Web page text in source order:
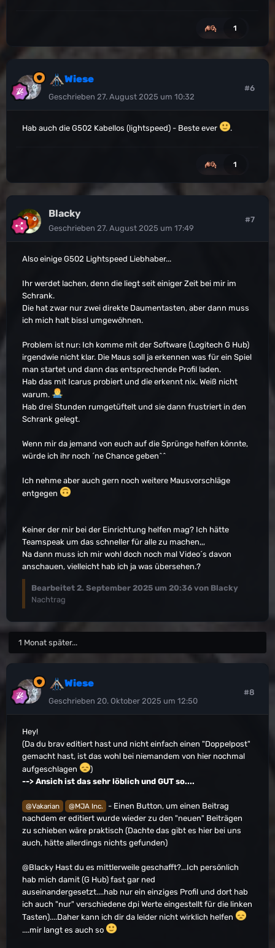
1
Wiese
Geschrieben 27. August 2025 um 10:32
#6
Hab auch die G502 Kabellos (lightspeed) - Beste ever .
1
Blacky
Geschrieben 27. August 2025 um 17:49
#7
Also einige G502 Lightspeed Liebhaber...
Ihr werdet lachen, denn die liegt seit einiger Zeit bei mir im
Schrank.
Die hat zwar nur zwei direkte Daumentasten, aber dann muss
ich mich halt bissl umgewöhnen.
Problem ist nur: Ich komme mit der Software (Logitech G Hub)
irgendwie nicht klar. Die Maus soll ja erkennen was für ein Spiel
man startet und dann das entsprechende Profil laden.
Hab das mit Icarus probiert und die erkennt nix. Weiß nicht
warum.
Hab drei Stunden rumgetüftelt und sie dann frustriert in den
Schrank gelegt.
Wenn mir da jemand von euch auf die Sprünge helfen könnte,
würde ich ihr noch ´ne Chance geben^^
Ich nehme aber auch gern noch weitere Mausvorschläge
entgegen
Keiner der mir bei der Einrichtung helfen mag? Ich hätte
Teamspeak um das schneller für alle zu machen,,,
Na dann muss ich mir wohl doch noch mal Video´s davon
anschauen, vielleicht hab ich ja was übersehen.?
Bearbeitet 2. September 2025 um 20:36 von Blacky
Nachtrag
1 Monat später...
Wiese
Geschrieben 20. Oktober 2025 um 12:50
#8
Hey!
(Da du brav editiert hast und nicht einfach einen "Doppelpost"
gemacht hast, ist das wohl bei niemandem von hier nochmal
aufgeschlagen
)
--> Ansich ist das sehr löblich und GUT so....
@Vakarian @MJA Inc.
- Einen Button, um einen Beitrag
nachdem er editiert wurde wieder zu den "neuen" Beiträgen
zu schieben wäre praktisch (Dachte das gibt es hier bei uns
auch, hätte allerdings nichts gefunden)
@Blacky Hast du es mittlerweile geschafft?...Ich persönlich
hab mich damit (G Hub) fast gar ned
auseinandergesetzt....hab nur ein einziges Profil und dort hab
ich auch "nur" verschiedene dpi Werte eingestellt für die linken
Tasten)....Daher kann ich dir da leider nicht wirklich helfen
....mir langt es auch so